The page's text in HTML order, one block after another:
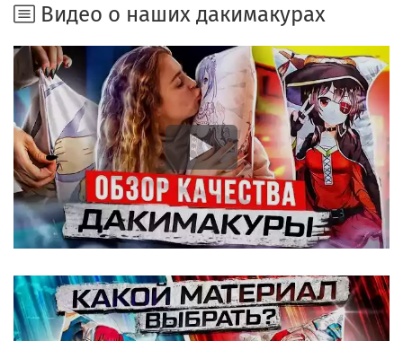
Видео о наших дакимакурах